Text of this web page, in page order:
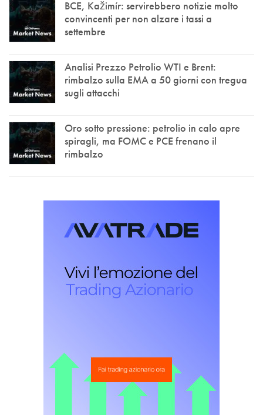
BCE, Kažimír: servirebbero notizie molto
convincenti per non alzare i tassi a
settembre
Analisi Prezzo Petrolio WTI e Brent:
rimbalzo sulla EMA a 50 giorni con tregua
sugli attacchi
Oro sotto pressione: petrolio in calo apre
spiragli, ma FOMC e PCE frenano il
rimbalzo